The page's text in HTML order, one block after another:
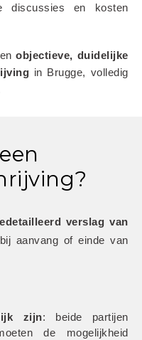
discussies en kosten
objectieve, duidelijke
in Brugge, volledig
verslag van
bij aanvang of einde van
zijn: beide partijen
de mogelijkheid